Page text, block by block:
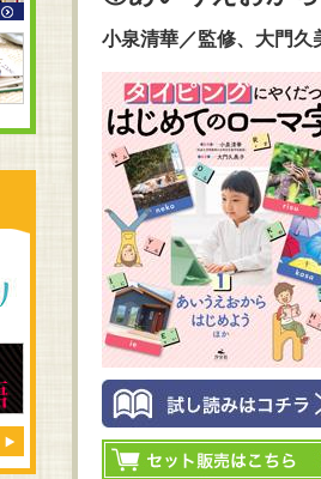
小泉清華／監修、大門久